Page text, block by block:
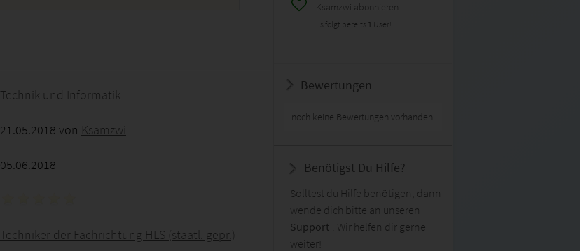
Technik und Informatik
21.05.2018 von Ksamzwi
05.06.2018
Techniker der Fachrichtung HLS (staatl. gepr.)
Ksamzwi abonnieren
Es folgt bereits 1 User!
Bewertungen
noch keine Bewertungen vorhanden
Benötigst Du Hilfe?
Solltest du Hilfe benötigen, dann
wende dich bitte an unseren
Support . Wir helfen dir gerne
weiter!